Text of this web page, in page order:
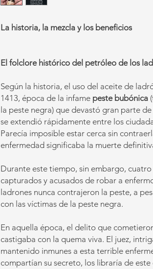
La historia, la mezcla y los beneficios
El folclore histórico del petróleo de los
Según la historia, el uso del aceite de
1413, época de la infame peste bubónica
la peste negra) que devastó gran parte
se extendió rápidamente entre los
Parecía imposible estar cerca sin
enfermedad significaba la muerte
Durante este tiempo, sin embargo,
capturados y acusados de robar a
ladrones nunca contrajeron la peste, a
con las víctimas de la peste negra.
En aquella época, el delito que
castigaba con la quema viva. El juez,
mantenido inmunes a esta terrible
compartían su secreto, los libraría de este